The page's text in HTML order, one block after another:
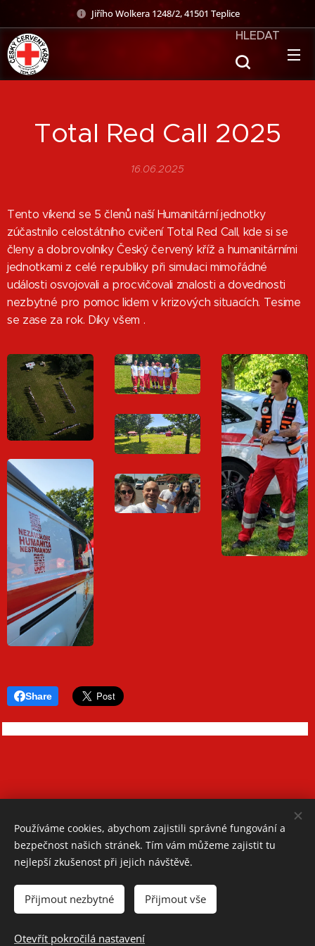
Jiřího Wolkera 1248/2, 41501 Teplice
HLEDAT
Total Red Call 2025
16.06.2025
Tento víkend se 5 členů naší Humanitární jednotky
zúčastnilo celostátního cvičení Total Red Call, kde si se
členy a dobrovolníky Český červený kříž a humanitárními
jednotkami z celé republiky při simulaci mimořádné
události osvojovali a procvičovali znalosti a dovednosti
nezbytné pro pomoc lidem v krizových situacích. Tesime
se zase za rok. Díky všem .
Share
Oblastní spolek Českého červeného kříže Teplice
Jiřího Wolkera 1248/2, 41501 Teplice
Spravuje: Romana Bradáčová, Barbora Faitová
Používáme cookies, abychom zajistili správné fungování a
bezpečnost našich stránek. Tím vám můžeme zajistit tu
nejlepší zkušenost při jejich návštěvě.
Přijmout nezbytné Přijmout vše
Otevřít pokročilá nastavení